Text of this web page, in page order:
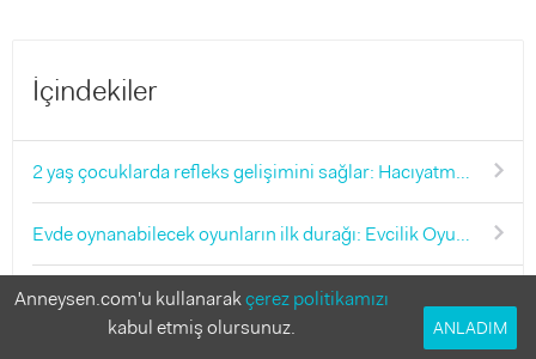
İçindekiler
2 yaş çocuklarda refleks gelişimini sağlar: Hacıyatmaz oyunu
Evde oynanabilecek oyunların ilk durağı: Evcilik Oyunu
Anneysen.com'u kullanarakçerez politikamızı
kabul etmiş olursunuz.
ANLADIM